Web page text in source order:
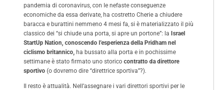
pandemia di coronavirus, con le nefaste conseguenze
economiche da essa derivate, ha costretto Cherie a chiudere
baracca e burattini nemmeno 4 mesi fa, si è materializzato il più
classico dei “si chiude una porta, si apre un portone”: la Israel
StartUp Nation, conoscendo l’esperienza della Pridham nel
ciclismo britannico, ha bussato alla porta e in pochissime
settimane è stato firmato uno storico contratto da direttore
sportivo (o dovremo dire “direttrice sportiva”?).
Il resto è attualità. Nell’assegnare i vari direttori sportivi per le